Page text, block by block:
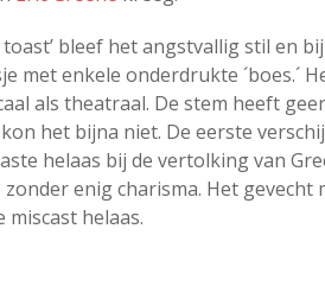
bleef het angstvallig stil en
met enkele onderdrukte ´boes.´
als theatraal. De stem heeft
het bijna niet. De eerste
helaas bij de vertolking van
enig charisma. Het gevecht
miscast helaas.